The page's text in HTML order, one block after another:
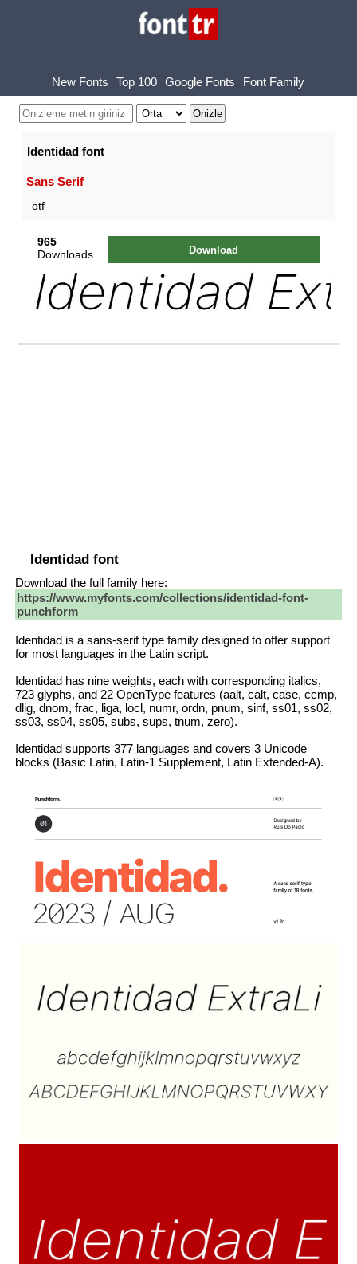
New Fonts Top 100 Google Fonts Font Family
Identidad font
Sans Serif
otf
965
Downloads
Download
Identidad font
Download the full family here:
https://www.myfonts.com/collections/identidad-font-
punchform
Identidad is a sans-serif type family designed to offer support
for most languages in the Latin script.
Identidad has nine weights, each with corresponding italics,
723 glyphs, and 22 OpenType features (aalt, calt, case, ccmp,
dlig, dnom, frac, liga, locl, numr, ordn, pnum, sinf, ss01, ss02,
ss03, ss04, ss05, subs, sups, tnum, zero).
Identidad supports 377 languages and covers 3 Unicode
blocks (Basic Latin, Latin-1 Supplement, Latin Extended-A).